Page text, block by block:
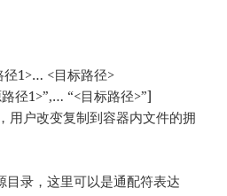
径1>… <目标路径>
径1>”,… “<目标路径>”]
用户改变复制到容器内文件的拥
目录，这里可以是通配符表达